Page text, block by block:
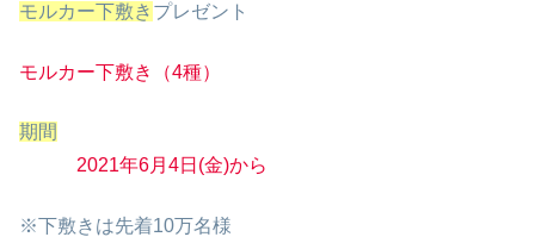
モルカー下敷き プレゼント
モルカー下敷き（4種）
期間
2021年6月4日(金)から
※下敷きは先着10万名様